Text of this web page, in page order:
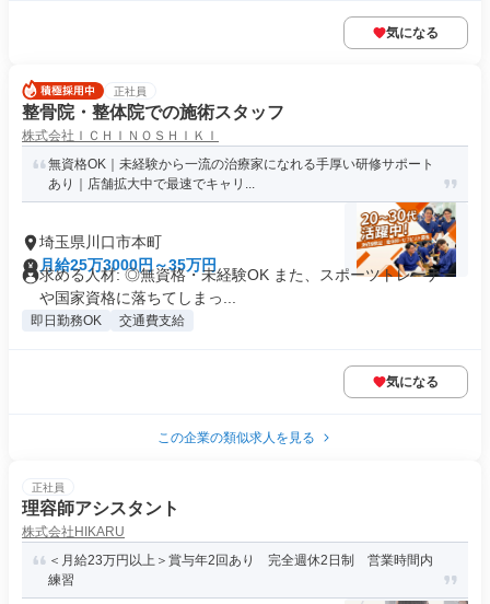
気になる
正社員
整骨院・整体院での施術スタッフ
株式会社ＩＣＨＩＮＯＳＨＩＫＩ
無資格OK｜未経験から一流の治療家になれる手厚い研修サポート
あり｜店舗拡大中で最速でキャリ...
埼玉県川口市本町
月給25万3000円～35万円
求める人材: ◎無資格・未経験OK また、スポーツトレーナー
や国家資格に落ちてしまっ...
即日勤務OK 交通費支給
気になる
この企業の類似求人を見る
正社員
理容師アシスタント
株式会社HIKARU
＜月給23万円以上＞賞与年2回あり 完全週休2日制 営業時間内
練習